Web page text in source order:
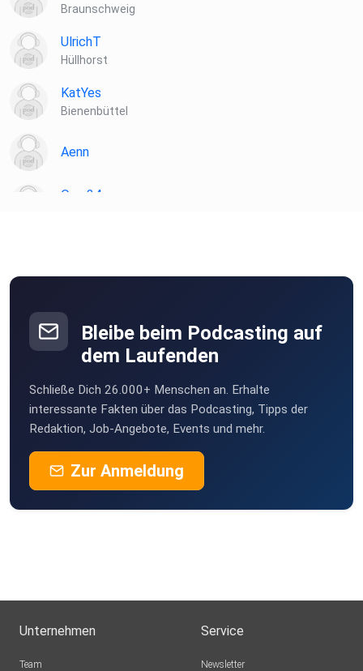
Braunschweig
UlrichT
Hüllhorst
KatYes
Bienenbüttel
Aenn
Qwe34
Dortmund
Sommerblume82
Hamburg
Süderbrarup
Bleibe beim Podcasting auf
dem Laufenden
Schließe Dich 26.000+ Menschen an. Erhalte
interessante Fakten über das Podcasting, Tipps der
Redaktion, Job-Angebote, Events und mehr.
Zur Anmeldung
Unternehmen
Team
Service
Newsletter